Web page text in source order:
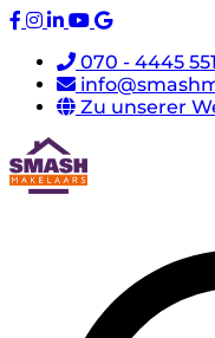
070 - 4445 551
Zu unserer